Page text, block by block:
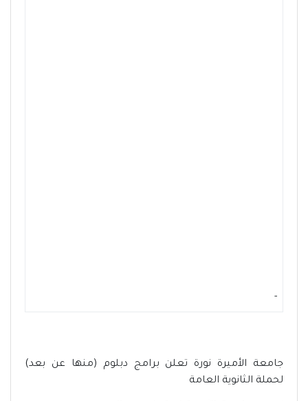
-
جامعة الأميرة نورة تعلن برامج دبلوم (منها عن بعد)
لحملة الثانوية العامة